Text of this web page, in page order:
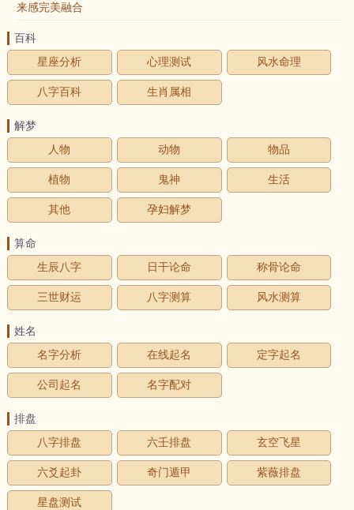
来感完美融合
百科
星座分析
心理测试 风水命理
八字百科 生肖属相
解梦
人物
动物 物品
植物 鬼神 生活
其他 孕妇解梦
算命
生辰八字
日干论命 称骨论命
三世财运 八字测算 风水测算
姓名
名字分析
在线起名 定字起名
公司起名 名字配对
排盘
八字排盘
六壬排盘 玄空飞星
六爻起卦 奇门遁甲 紫薇排盘
星盘测试